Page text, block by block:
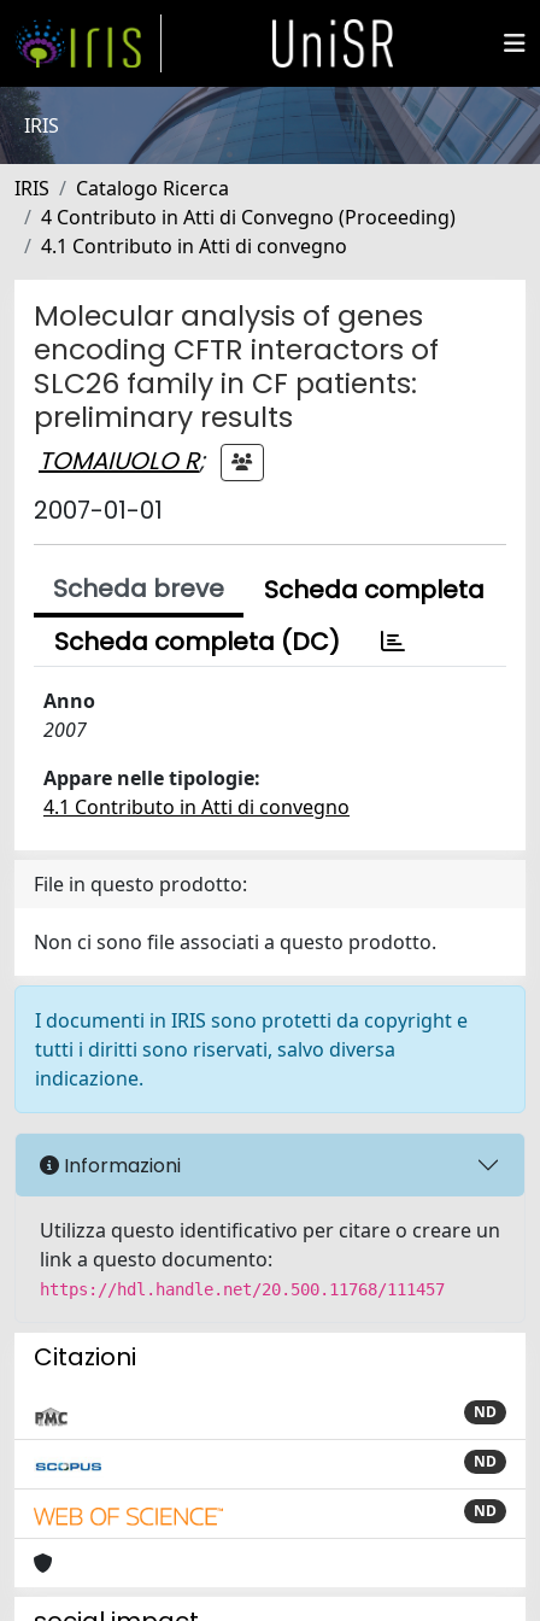
IRIS
IRIS
Catalogo Ricerca
4 Contributo in Atti di Convegno (Proceeding)
4.1 Contributo in Atti di convegno
Molecular analysis of genes
encoding CFTR interactors of
SLC26 family in CF patients:
preliminary results
TOMAIUOLO R;
2007-01-01
Scheda breve
Scheda completa
Scheda completa (DC)
Anno
2007
Appare nelle tipologie:
4.1 Contributo in Atti di convegno
File in questo prodotto:
Non ci sono file associati a questo prodotto.
I documenti in IRIS sono protetti da copyright e
tutti i diritti sono riservati, salvo diversa
indicazione.
Informazioni
Utilizza questo identificativo per citare o creare un
link a questo documento:
https://hdl.handle.net/20.500.11768/111457
Citazioni
ND
ND
ND